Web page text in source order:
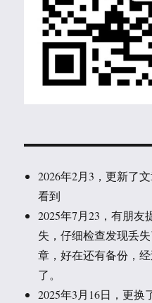
2026年2月3，更新了
看到
2025年7月23，有朋友
失，仔细检查发现丢
章，好在还有备份，
了。
2025年3月16日，更换